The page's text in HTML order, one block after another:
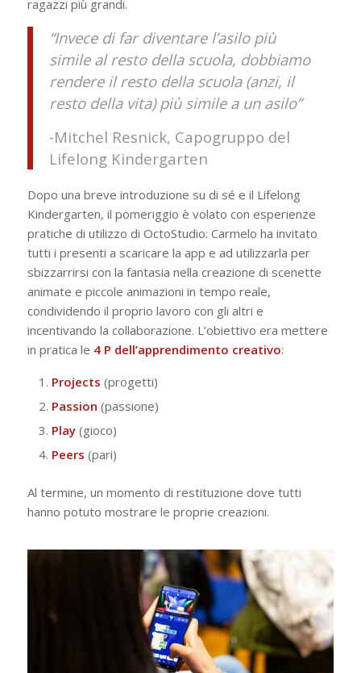
ragazzi più grandi.
“Invece di far diventare l’asilo più
simile al resto della scuola, dobbiamo
rendere il resto della scuola (anzi, il
resto della vita) più simile a un asilo”
-Mitchel Resnick, Capogruppo del
Lifelong Kindergarten
Dopo una breve introduzione su di sé e il Lifelong
Kindergarten, il pomeriggio è volato con esperienze
pratiche di utilizzo di OctoStudio: Carmelo ha invitato
tutti i presenti a scaricare la app e ad utilizzarla per
sbizzarrirsi con la fantasia nella creazione di scenette
animate e piccole animazioni in tempo reale,
condividendo il proprio lavoro con gli altri e
incentivando la collaborazione. L’obiettivo era mettere
in pratica le 4 P dell’apprendimento creativo:
Projects (progetti)
Passion (passione)
Play(gioco)
Peers (pari)
Al termine, un momento di restituzione dove tutti
hanno potuto mostrare le proprie creazioni.